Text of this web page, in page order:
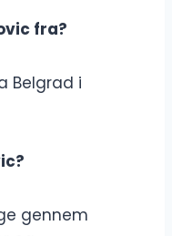
fra?
Belgrad i
gennem